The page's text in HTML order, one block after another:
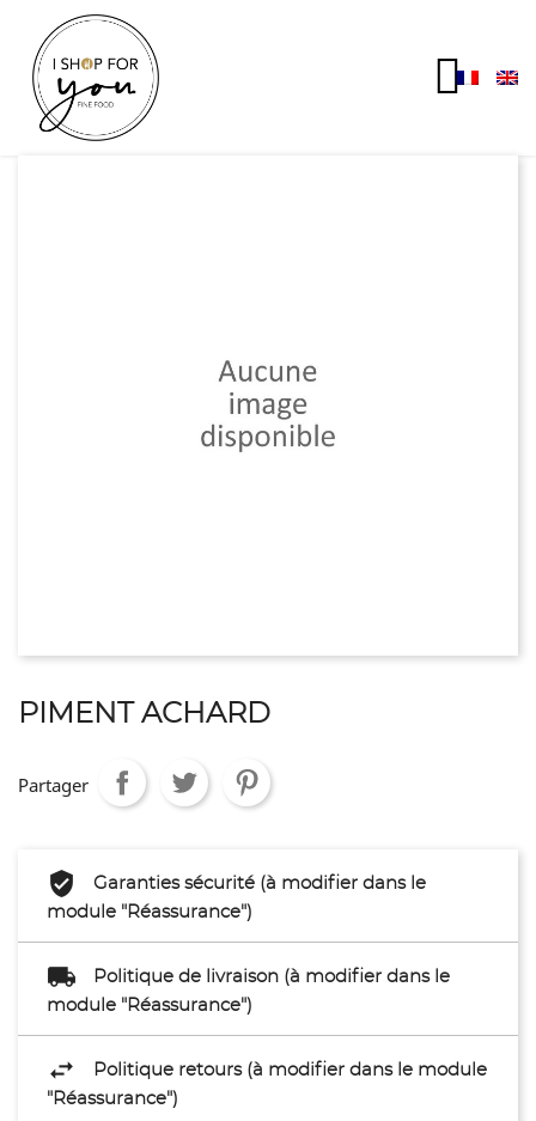
PIMENT ACHARD
Partager
Garanties sécurité (à modifier dans le
module "Réassurance")
Politique de livraison (à modifier dans le
module "Réassurance")
Politique retours (à modifier dans le module
"Réassurance")